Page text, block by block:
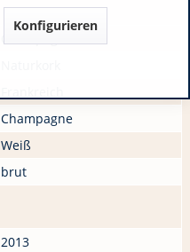
Champagne
Weiß
brut
2013
Konfigurieren